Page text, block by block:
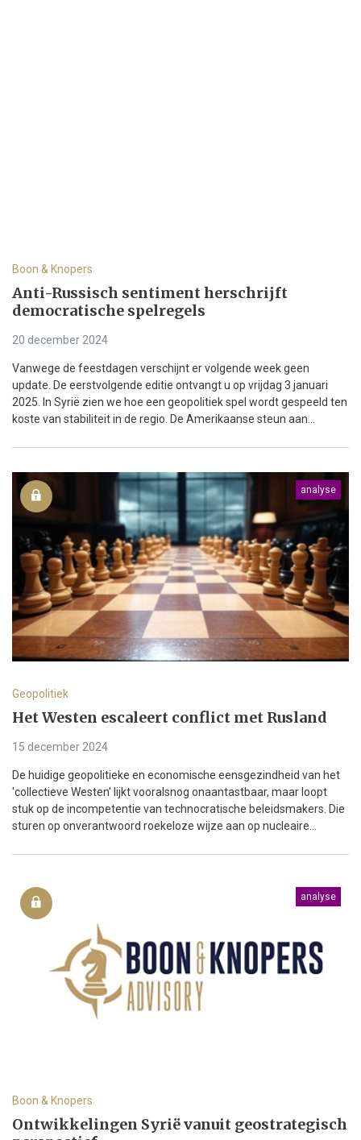
Boon & Knopers
Anti-Russisch sentiment herschrijft
democratische spelregels
20 december 2024
Vanwege de feestdagen verschijnt er volgende week geen
update. De eerstvolgende editie ontvangt u op vrijdag 3 januari
2025. In Syrië zien we hoe een geopolitiek spel wordt gespeeld ten
koste van stabiliteit in de regio. De Amerikaanse steun aan...
analyse
Geopolitiek
Het Westen escaleert conflict met Rusland
15 december 2024
De huidige geopolitieke en economische eensgezindheid van het
'collectieve Westen' lijkt vooralsnog onaantastbaar, maar loopt
stuk op de incompetentie van technocratische beleidsmakers. Die
sturen op onverantwoord roekeloze wijze aan op nucleaire...
analyse
Boon & Knopers
Ontwikkelingen Syrië vanuit geostrategisch